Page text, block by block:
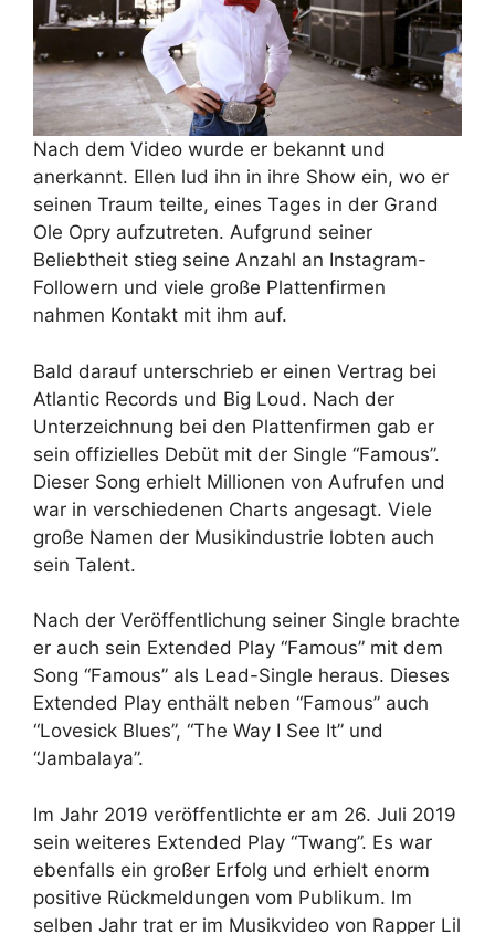
Nach dem Video wurde er bekannt und
anerkannt. Ellen lud ihn in ihre Show ein, wo er
seinen Traum teilte, eines Tages in der Grand
Ole Opry aufzutreten. Aufgrund seiner
Beliebtheit stieg seine Anzahl an Instagram-
Followern und viele große Plattenfirmen
nahmen Kontakt mit ihm auf.
Bald darauf unterschrieb er einen Vertrag bei
Atlantic Records und Big Loud. Nach der
Unterzeichnung bei den Plattenfirmen gab er
sein offizielles Debüt mit der Single “Famous”.
Dieser Song erhielt Millionen von Aufrufen und
war in verschiedenen Charts angesagt. Viele
große Namen der Musikindustrie lobten auch
sein Talent.
Nach der Veröffentlichung seiner Single brachte
er auch sein Extended Play “Famous” mit dem
Song “Famous” als Lead-Single heraus. Dieses
Extended Play enthält neben “Famous” auch
“Lovesick Blues”, “The Way I See It” und
“Jambalaya”.
Im Jahr 2019 veröffentlichte er am 26. Juli 2019
sein weiteres Extended Play “Twang”. Es war
ebenfalls ein großer Erfolg und erhielt enorm
positive Rückmeldungen vom Publikum. Im
selben Jahr trat er im Musikvideo von Rapper Lil